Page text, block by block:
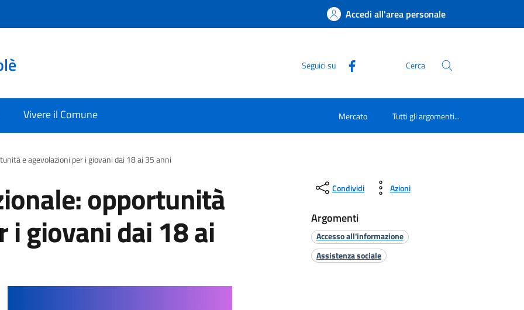
Accedi all'area personale
Seguici su Cerca
Vivere il Comune Mercato Tutti gli argomenti...
e agevolazioni per i giovani dai 18 ai 35 anni
opportunità
i giovani dai 18 ai
Condividi Azioni
Argomenti
Accesso all'informazione
Assistenza sociale